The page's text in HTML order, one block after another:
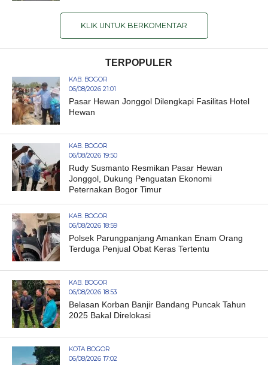
KLIK UNTUK BERKOMENTAR
TERPOPULER
KAB. BOGOR
06/08/2026 21:01
Pasar Hewan Jonggol Dilengkapi Fasilitas Hotel
Hewan
KAB. BOGOR
06/08/2026 19:50
Rudy Susmanto Resmikan Pasar Hewan
Jonggol, Dukung Penguatan Ekonomi
Peternakan Bogor Timur
KAB. BOGOR
06/08/2026 18:59
Polsek Parungpanjang Amankan Enam Orang
Terduga Penjual Obat Keras Tertentu
KAB. BOGOR
06/08/2026 18:53
Belasan Korban Banjir Bandang Puncak Tahun
2025 Bakal Direlokasi
KOTA BOGOR
06/08/2026 17:02